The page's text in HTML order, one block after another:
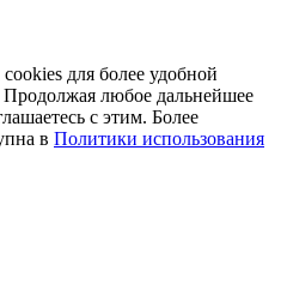
для более удобной
Продолжая любое дальнейшее
с этим. Более
в Политики использования